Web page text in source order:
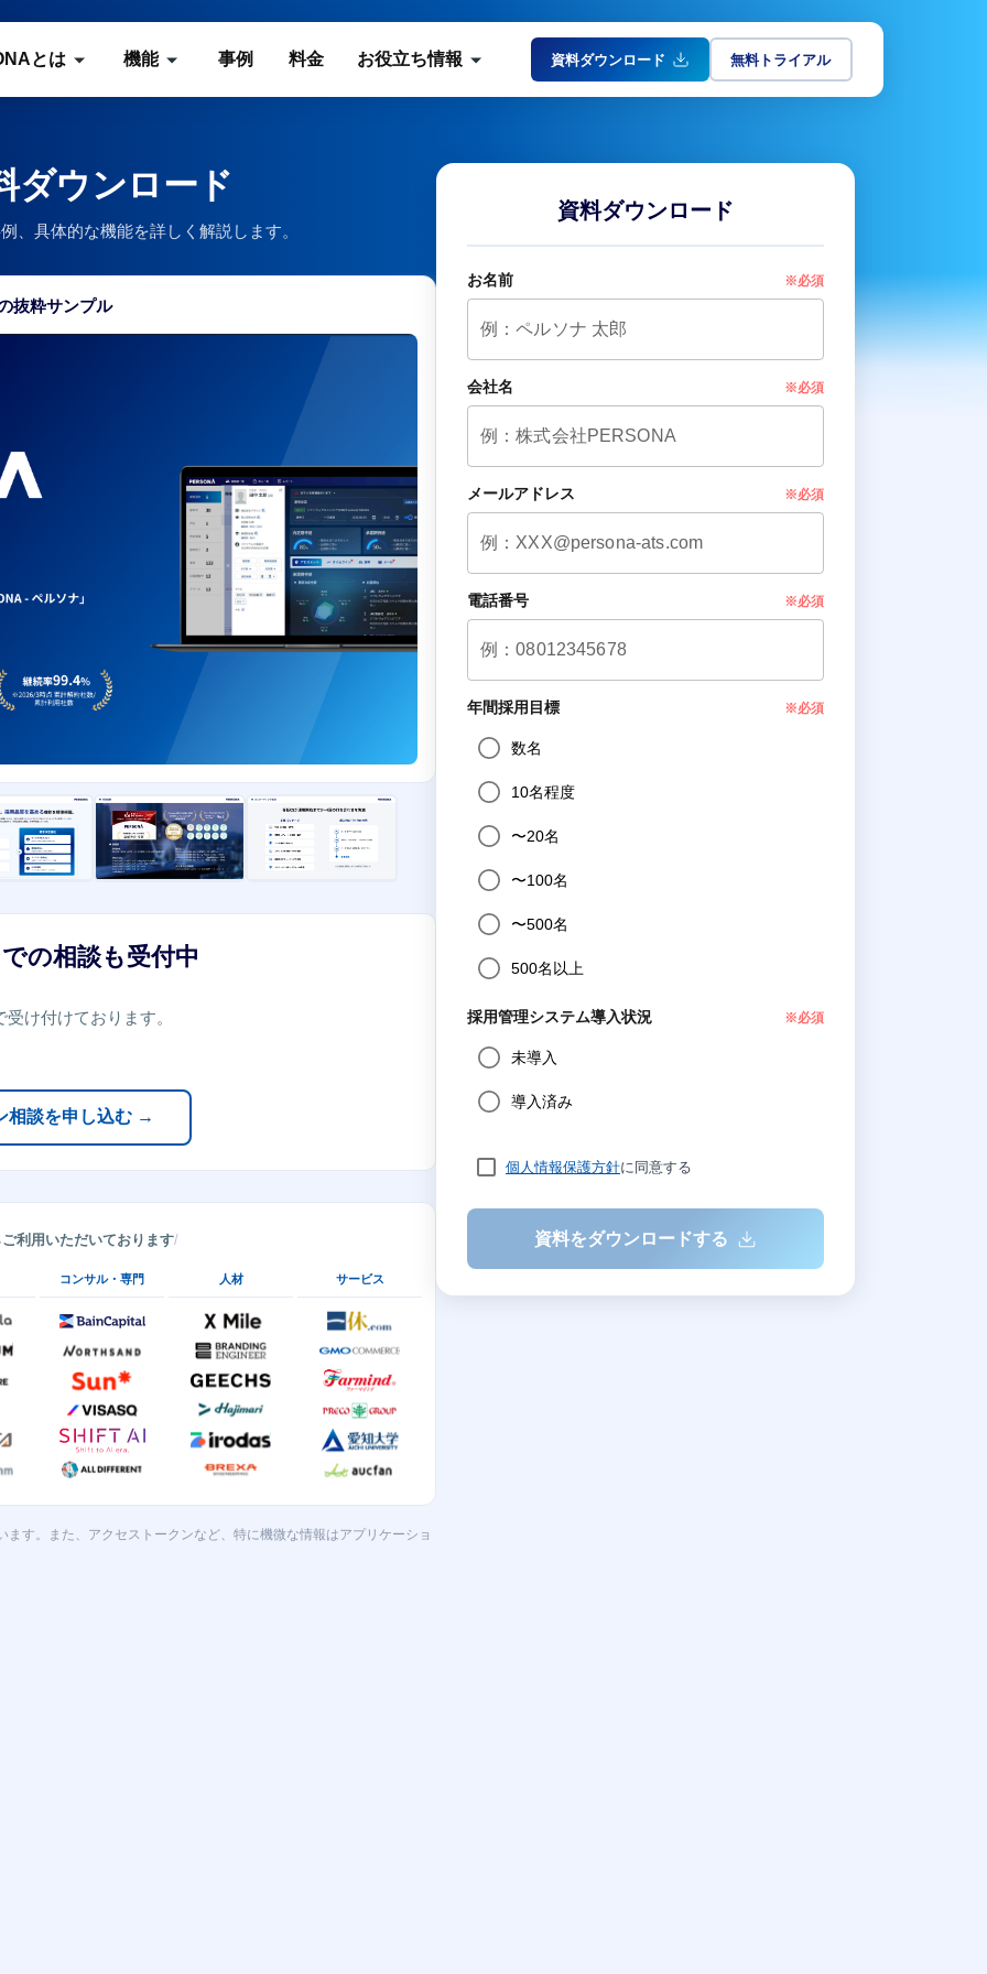
とは 機能 事例 料金 お役立ち情報 資料ダウンロード 無料トライアル
ダウンロード
、具体的な機能を詳しく解説します。
抜粋サンプル
の相談も受付中
け付けております。
相談を申し込む →
利用いただいております
コンサル・専門 人材 サービス
す。また、アクセストークンなど、特に機微な情報はアプリケーショ
資料ダウンロード
お名前 ※必須
会社名 ※必須
メールアドレス ※必須
電話番号 ※必須
年間採用目標 ※必須
数名
10名程度
〜20名
〜100名
〜500名
500名以上
採用管理システム導入状況 ※必須
未導入
導入済み
個人情報保護方針に同意する
資料をダウンロードする